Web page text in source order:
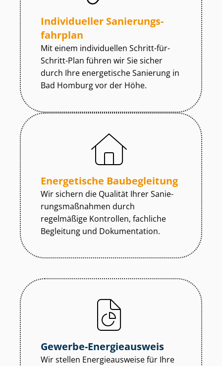
Individueller Sa­nie­rungs­
fahr­plan
Mit einem individuellen Schritt-für-
Schritt-Plan führen wir Sie sicher
durch Ihre energetische Sanierung in
Bad Homburg vor der Höhe.
Energetische Baubegleitung
Wir sichern die Qualität Ihrer Sa­nie­
rungs­maß­nah­men durch
regelmäßige Kontrollen, fachliche
Begleitung und Dokumentation.
Gewerbe-Energieausweis
Wir stellen Energieausweise für Ihre